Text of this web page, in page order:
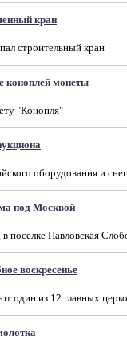
кран
строительный кран
коноплей монеты
"Конопля"
оборудования и
под Москвой
поселке Павловская
воскресенье
один из 12 главных